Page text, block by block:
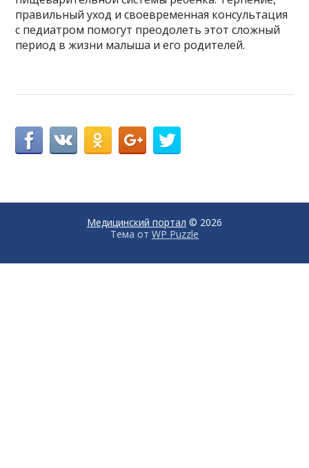
правильный уход и своевременная консультация
с педиатром помогут преодолеть этот сложный
период в жизни малыша и его родителей.
Медицинский портал © 2026
Тема от WP Puzzle